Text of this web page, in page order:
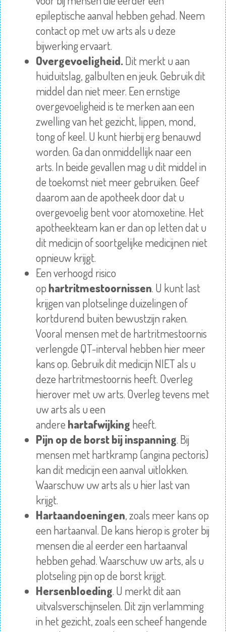
epileptische aanval hebben gehad. Neem
contact op met uw arts als u deze
bijwerking ervaart.
Overgevoeligheid.Dit merkt u aan
huiduitslag, galbulten en jeuk. Gebruik dit
middel dan niet meer. Een ernstige
overgevoeligheid is te merken aan een
zwelling van het gezicht, lippen, mond,
tong of keel. U kunt hierbij erg benauwd
worden. Ga dan onmiddellijk naar een
arts. In beide gevallen mag u dit middel in
de toekomst niet meer gebruiken. Geef
daarom aan de apotheek door dat u
overgevoelig bent voor atomoxetine. Het
apotheekteam kan er dan op letten dat u
dit medicijn of soortgelijke medicijnen niet
opnieuw krijgt.
Een verhoogd risico
op hartritmestoornissen. U kunt last
krijgen van plotselinge duizelingen of
kortdurend buiten bewustzijn raken.
Vooral mensen met de hartritmestoornis
verlengde QT-interval hebben hier meer
kans op. Gebruik dit medicijn NIET als u
deze hartritmestoornis heeft. Overleg
hierover met uw arts. Overleg tevens met
uw arts als u een
andere hartafwijking heeft.
Pijn op de borst bij inspanning. Bij
mensen met hartkramp (angina pectoris)
kan dit medicijn een aanval uitlokken.
Waarschuw uw arts als u hier last van
krijgt.
Hartaandoeningen, zoals meer kans op
een hartaanval. De kans hierop is groter bij
mensen die al eerder een hartaanval
hebben gehad. Waarschuw uw arts, als u
plotseling pijn op de borst krijgt.
Hersenbloeding. U merkt dit aan
uitvalsverschijnselen. Dit zijn verlamming
in het gezicht, zoals een scheef hangende